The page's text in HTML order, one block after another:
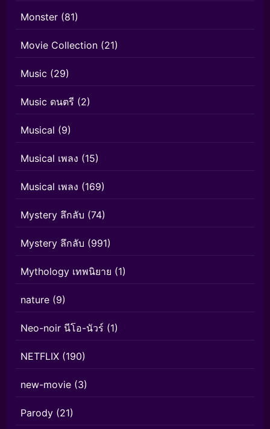
Monster (81)
Movie Collection (21)
Music (29)
Music ดนตรี (2)
Musical (9)
Musical เพลง (15)
Musical เพลง (169)
Mystery ลึกลับ (74)
Mystery ลึกลับ (991)
Mythology เทพนิยาย (1)
nature (9)
Neo-noir นีโอ-นัวร์ (1)
NETFLIX (190)
new-movie (3)
Parody (21)